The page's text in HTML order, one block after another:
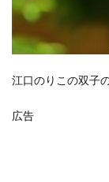
江口のりこの双子
広告